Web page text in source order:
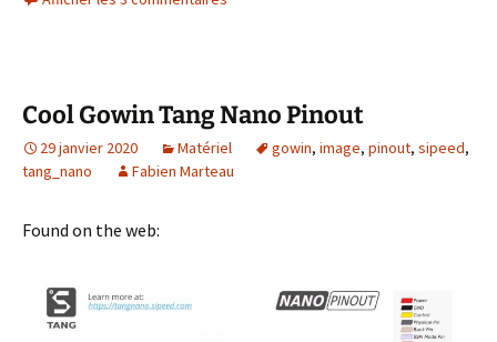
Cool Gowin Tang Nano Pinout
29 janvier 2020 Matériel gowin, image, pinout, sipeed,
tang_nano
Fabien Marteau
Found on the web: